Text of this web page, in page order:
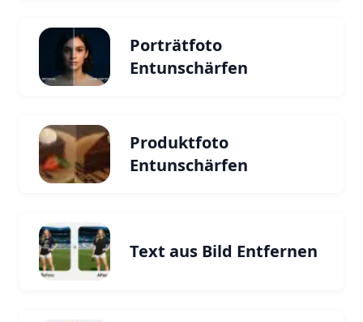
Porträtfoto
Entunschärfen
Produktfoto
Entunschärfen
Text aus Bild Entfernen